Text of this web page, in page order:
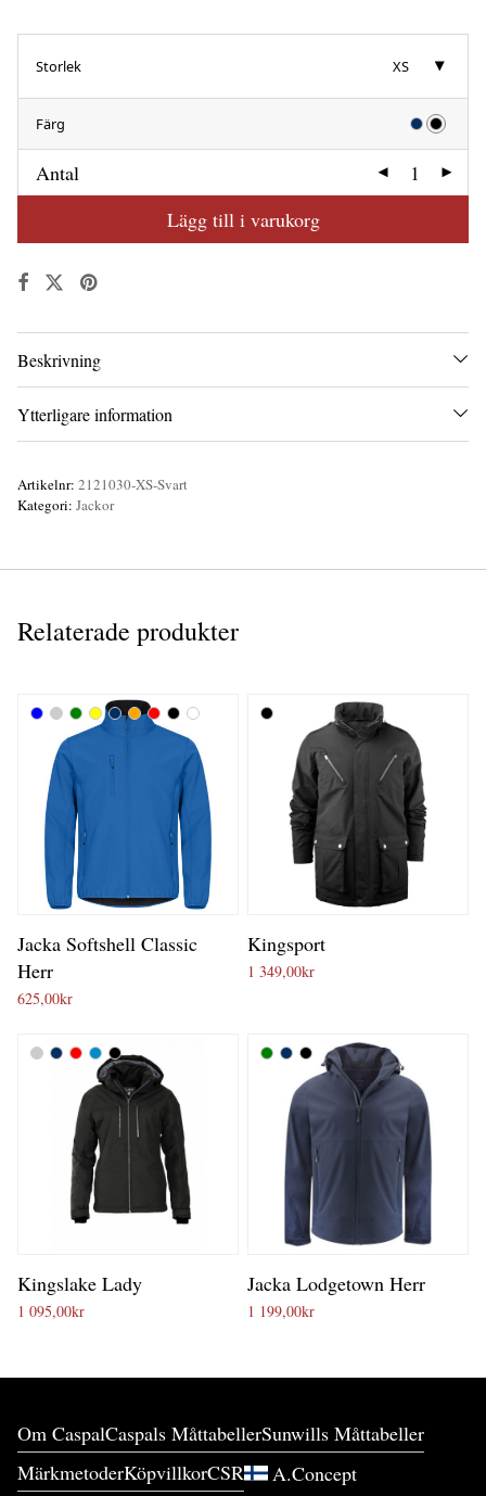
Storlek XS
Färg
Antal
Lägg till i varukorg
Beskrivning
Ytterligare information
Artikelnr: 2121030-XS-Svart
Kategori: Jackor
Relaterade produkter
Jacka Softshell Classic
Herr
625,00kr
Kingsport
1 349,00kr
Kingslake Lady
1 095,00kr
Jacka Lodgetown Herr
1 199,00kr
Om CaspalCaspals MåttabellerSunwills Måttabeller
MärkmetoderKöpvillkorCSR A.Concept